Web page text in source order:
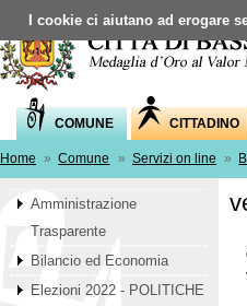
COMUNE CITTADINO
Home » Comune » Servizi on line »
Amministrazione
Trasparente
Bilancio ed Economia
Elezioni 2022 - POLITICHE
I cookie ci aiutano ad erogare